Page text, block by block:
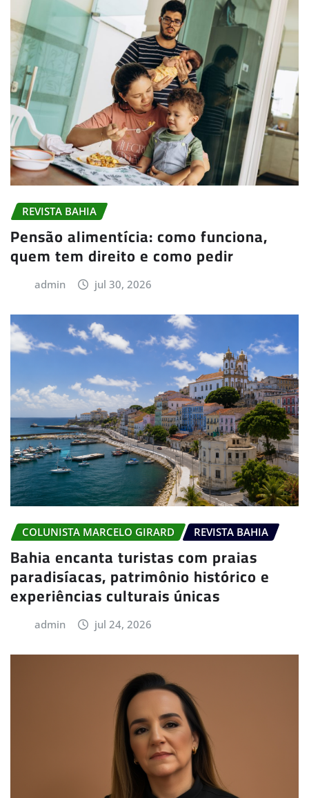
REVISTA BAHIA
Pensão alimentícia: como funciona,
quem tem direito e como pedir
admin jul 30, 2026
COLUNISTA MARCELO GIRARD REVISTA BAHIA
Bahia encanta turistas com praias
paradisíacas, patrimônio histórico e
experiências culturais únicas
admin jul 24, 2026